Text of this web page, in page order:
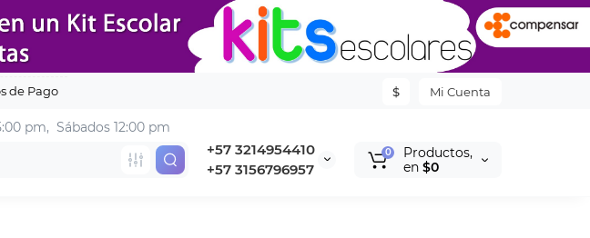
de Pago Mi Cuenta
$
pm, Sábados 12:00 pm
+57 3214954410
+57 3156796957
0
Productos,
en $0